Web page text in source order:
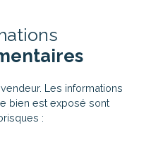
Les informations
bien est exposé sont
: